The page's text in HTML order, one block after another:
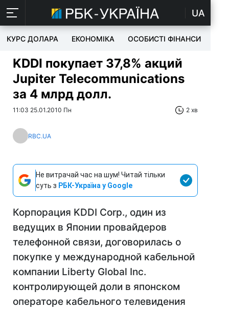
UA
КУРС ДОЛАРА ЕКОНОМІКА ОСОБИСТІ ФІНАНСИ
KDDI покупает 37,8% акций
Jupiter Telecommunications
за 4 млрд долл.
11:03 25.01.2010 Пн 2 хв
RBC.UA
Не витрачай час на шум! Читай тільки
суть з РБК-Україна у Google
Корпорация KDDI Corp., один из
ведущих в Японии провайдеров
телефонной связи, договорилась о
покупке у международной кабельной
компании Liberty Global Inc.
контролирующей доли в японском
операторе кабельного телевидения